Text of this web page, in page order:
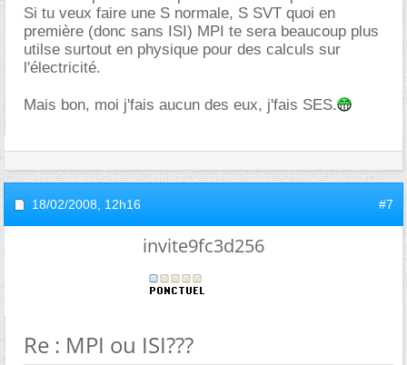
Si tu veux faire une S normale, S SVT quoi en
première (donc sans ISI) MPI te sera beaucoup plus
utilse surtout en physique pour des calculs sur
l'électricité.
Mais bon, moi j'fais aucun des eux, j'fais SES.
18/02/2008, 12h16 #7
invite9fc3d256
Re : MPI ou ISI???